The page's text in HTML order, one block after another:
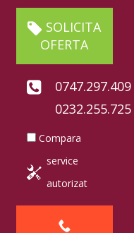
SOLICITA
OFERTA
0747.297.409
0232.255.725
Compara
service
autorizat